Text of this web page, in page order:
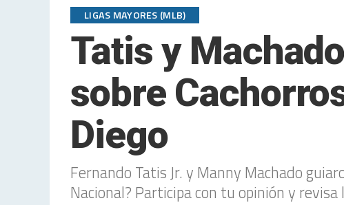
LIGAS MAYORES (MLB)
Tatis y
sobre
Diego
Fernando Tatis Jr. y Manny Machado
Nacional? Participa con tu opinión y